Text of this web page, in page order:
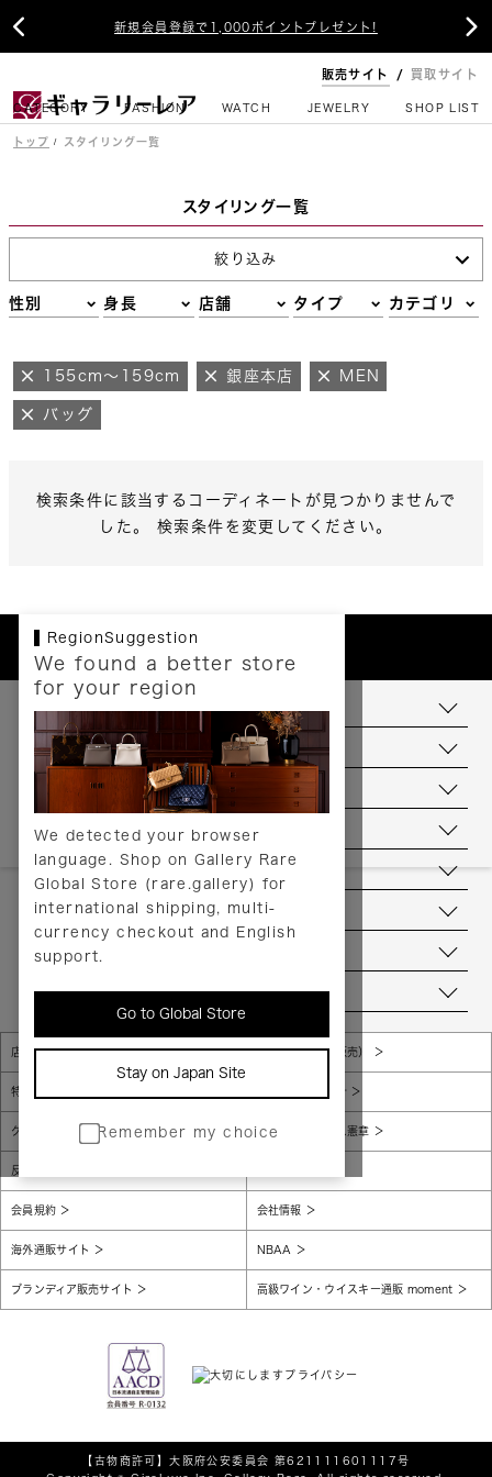
新規会員登録で1,000ポイントプレゼント!
 
販売サイト 買取サイト
CATEGORY FASHION WATCH JEWELRY SHOP LIST
トップ スタイリング一覧
スタイリング一覧
絞り込み
性別 身長 店舗 タイプ カテゴリ
155cm～159cm 銀座本店 MEN
バッグ
検索条件に該当するコーディネートが見つかりませんで
した。 検索条件を変更してください。
RegionSuggestion
We found a better store
for your region
We detected your browser
language. Shop on Gallery Rare
Global Store (rare.gallery) for
international shipping, multi-
currency checkout and English
support.
Go to Global Store
Stay on Japan Site
Remember my choice
お支払いについて
配送について
送料について
返品について
ヘルプ
お問い合わせ
当店について
店舗一覧 販売規約（店頭販売）
特定商取引法に基づく表示 個人情報保護方針
グローバルプライバシーポリシー コンプライアンス憲章
反社会的勢力に対する基本方針
会員規約 会社情報
海外通販サイト NBAA
ブランディア販売サイト 高級ワイン・ウイスキー通販 moment
【古物商許可】大阪府公安委員会 第621111601117号